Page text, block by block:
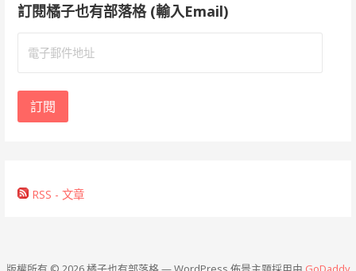
訂閱橘子也有部落格 (輸入Email)
地
訂閱
RSS - 文章